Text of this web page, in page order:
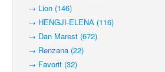
→ Lion (146)
→ HENGJI-ELENA (116)
→ Dan Marest (672)
→ Renzana (22)
→ Favorit (32)